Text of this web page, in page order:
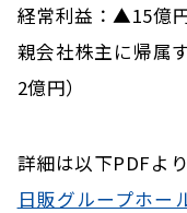
経常利益：▲15
親会社株主に帰属
2億円）
詳細は以下PDFよ
日販グループホ